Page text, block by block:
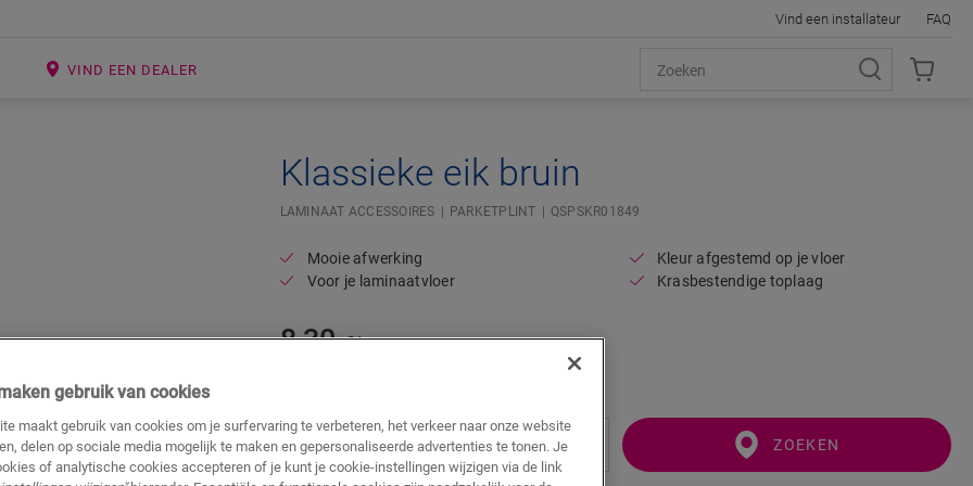
VIND EEN DEALER
Vind een installateur FAQ
Klassieke eik bruin
LAMINAAT ACCESSOIRES PARKETPLINT QSPSKR01849
Mooie afwerking
Voor je laminaatvloer
Kleur afgestemd op je vloer
Krasbestendige toplaag
8,30€/m
ZOEKEN
gebruik van cookies
maakt gebruik van cookies om je surfervaring te verbeteren, het verkeer naar onze website
delen op sociale media mogelijk te maken en gepersonaliseerde advertenties te tonen. Je
of analytische cookies accepteren of je kunt je cookie-instellingen wijzigen via de link